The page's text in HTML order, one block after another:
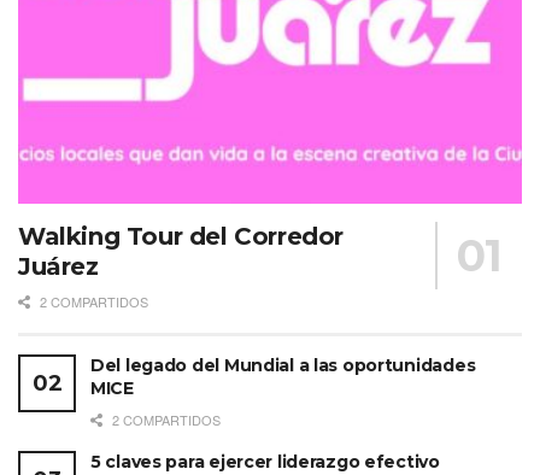
Walking Tour del Corredor
Juárez
2 COMPARTIDOS
Del legado del Mundial a las oportunidades
MICE
2 COMPARTIDOS
5 claves para ejercer liderazgo efectivo